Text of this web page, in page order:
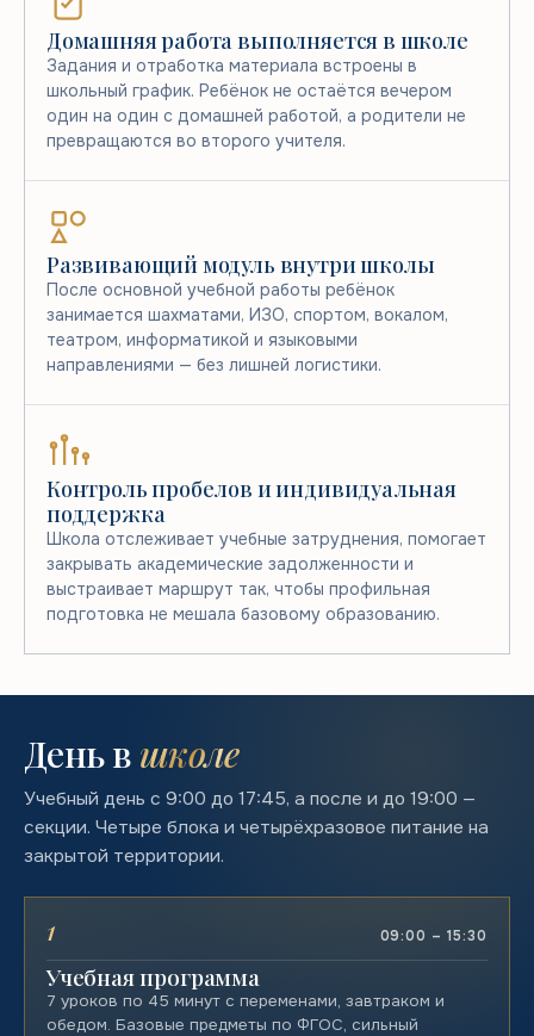
Домашняя работа выполняется в школе
Задания и отработка материала встроены в
школьный график. Ребёнок не остаётся вечером
один на один с домашней работой, а родители не
превращаются во второго учителя.
Развивающий модуль внутри школы
После основной учебной работы ребёнок
занимается шахматами, ИЗО, спортом, вокалом,
театром, информатикой и языковыми
направлениями — без лишней логистики.
Контроль пробелов и индивидуальная
поддержка
Школа отслеживает учебные затруднения, помогает
закрывать академические задолженности и
выстраивает маршрут так, чтобы профильная
подготовка не мешала базовому образованию.
День в школе
Учебный день с 9:00 до 17:45, а после и до 19:00 —
секции. Четыре блока и четырёхразовое питание на
закрытой территории.
1 09:00 – 15:30
Учебная программа
7 уроков по 45 минут с переменами, завтраком и
обедом. Базовые предметы по ФГОС, сильный